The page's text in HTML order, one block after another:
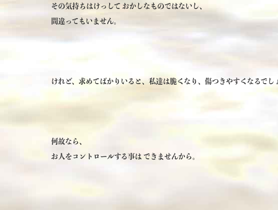
その気持ちはけっして おかしなものではないし、
間違ってもいません。
けれど、求めてばかりいると、私達は脆くなり、傷つきやすくなるでし
何故なら、
お人をコントロールする事は できませんから。